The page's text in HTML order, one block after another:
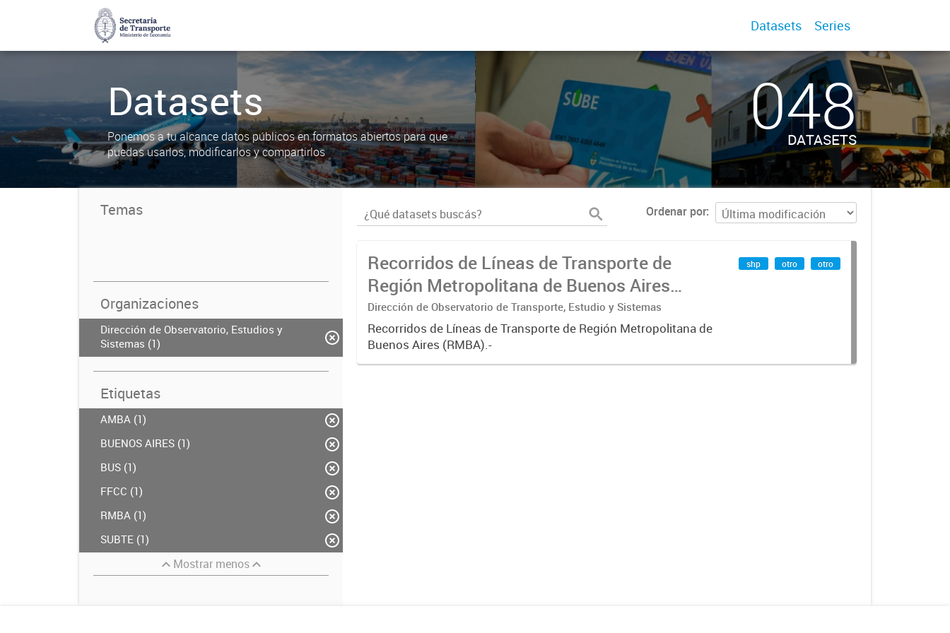
Datasets Series
Datasets
Ponemos a tu alcance datos públicos en formatos abiertos para que
puedas usarlos, modificarlos y compartirlos
048
DATASETS
Temas
Organizaciones
Dirección de Observatorio, Estudios y
Sistemas (1)
Etiquetas
AMBA (1)
BUENOS AIRES (1)
BUS (1)
FFCC (1)
RMBA (1)
SUBTE (1)
Mostrar menos
Ordenar por
Recorridos de Líneas de Transporte de
Región Metropolitana de Buenos Aires
(RMBA)
Dirección de Observatorio de Transporte, Estudio y Sistemas
Recorridos de Líneas de Transporte de Región Metropolitana de
Buenos Aires (RMBA).-
shp otro otro